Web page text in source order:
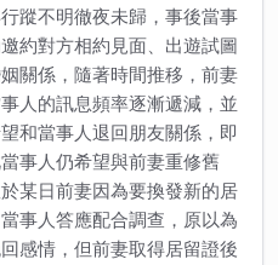
蹤不明徹夜未歸，事後當事
約對方相約見面、出遊試圖
關係，隨著時間推移，前妻
人的訊息頻率逐漸遞減，並
和當事人退回朋友關係，即
事人仍希望與前妻重修舊
某日前妻因為要換發新的居
事人答應配合調查，原以為
感情，但前妻取得居留證後